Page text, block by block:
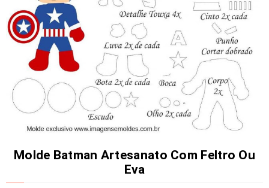
Molde Batman Artesanato Com Feltro Ou
Eva